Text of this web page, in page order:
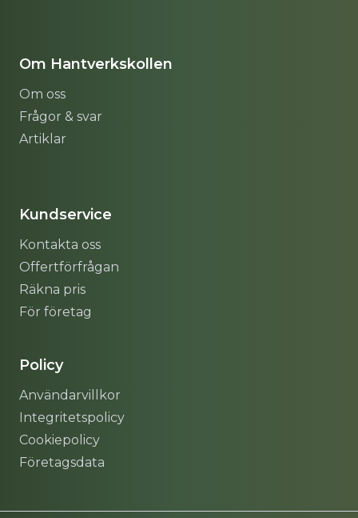
Om Hantverkskollen
Om oss
Frågor & svar
Artiklar
Kundservice
Kontakta oss
Offertförfrågan
Räkna pris
För företag
Policy
Användarvillkor
Integritetspolicy
Cookiepolicy
Företagsdata